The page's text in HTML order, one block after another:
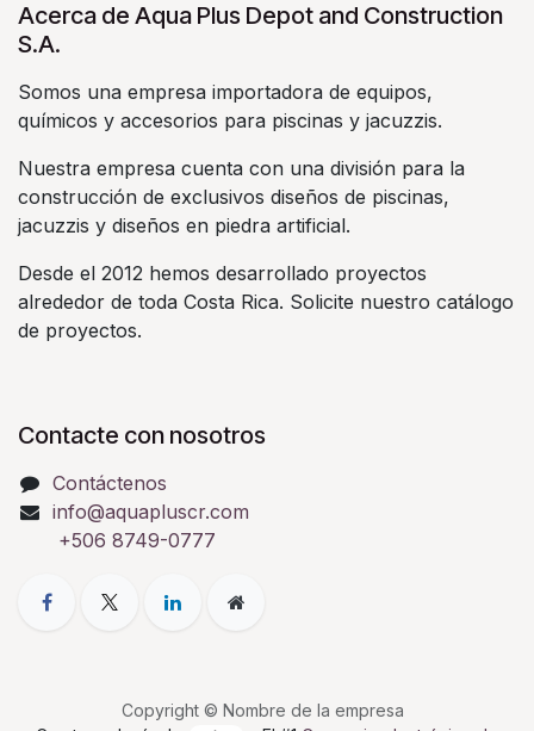
Acerca de Aqua Plus Depot and Construction
S.A.
Somos una empresa importadora de equipos,
químicos y accesorios para piscinas y jacuzzis.
Nuestra empresa cuenta con una división para la
construcción de exclusivos diseños de piscinas,
jacuzzis y diseños en piedra artificial.
Desde el 2012 hemos desarrollado proyectos
alrededor de toda Costa Rica. Solicite nuestro catálogo
de proyectos.
Contacte con nosotros
Contáctenos
info@aquapluscr.com
+506 8749-0777
Copyright © Nombre de la empresa